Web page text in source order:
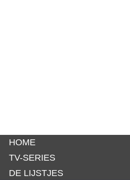
HOME
TV-SERIES
DE LIJSTJES